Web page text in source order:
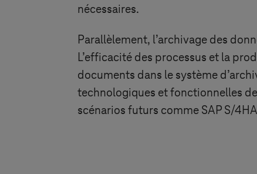
nécessaires.
Parallèlement, l’archivage des
L’efficacité des processus et la
documents dans le système
technologiques et fonctionnelles
scénarios futurs comme SAP S/